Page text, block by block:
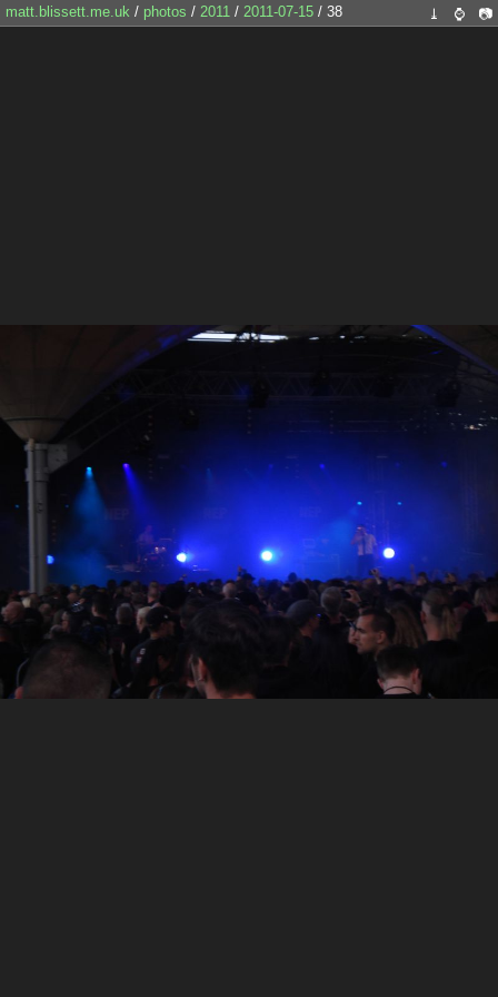
matt.blissett.me.uk / photos / 2011 / 2011-07-15 / 38 ⤓ ⌚ 📷